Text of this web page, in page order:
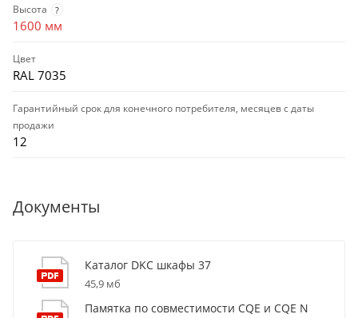
Высота ?
1600 мм
Цвет
RAL 7035
Гарантийный срок для конечного потребителя, месяцев с даты
продажи
12
Документы
Каталог DKC шкафы 37
45,9 мб
Памятка по совместимости CQE и CQE N